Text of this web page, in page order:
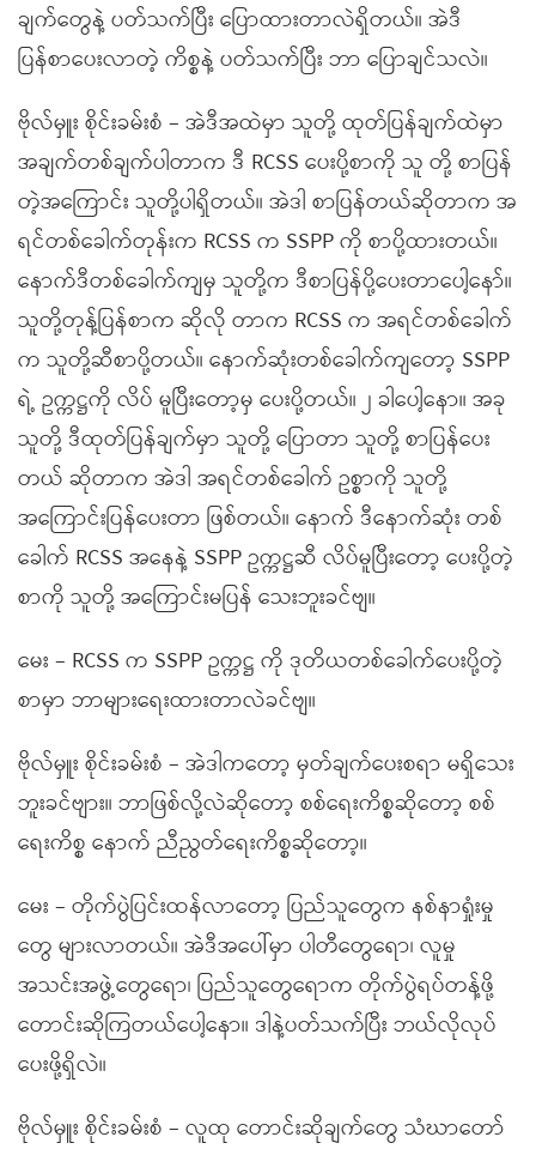
ချက်တွေနဲ့ ပတ်သက်ပြီး ပြောထားတာလဲရှိတယ်။ အဲဒီ
ပြန်စာပေးလာတဲ့ ကိစ္စနဲ့ ပတ်သက်ပြီး ဘာ ပြောချင်သလဲ။
ဗိုလ်မှူး စိုင်းခမ်းစံ – အဲဒီအထဲမှာ သူတို့ ထုတ်ပြန်ချက်ထဲမှာ
အချက်တစ်ချက်ပါတာက ဒီ RCSS ပေးပို့စာကို သူ တို့ စာပြန်
တဲ့အကြောင်း သူတို့ပါရှိတယ်။ အဲဒါ စာပြန်တယ်ဆိုတာက အ
ရင်တစ်ခေါက်တုန်းက RCSS က SSPP ကို စာပို့ထားတယ်။
နောက်ဒီတစ်ခေါက်ကျမှ သူတို့က ဒီစာပြန်ပို့ပေးတာပေါ့နော်။
သူတို့တုန့်ပြန်စာက ဆိုလို တာက RCSS က အရင်တစ်ခေါက်
က သူတို့ဆီစာပို့တယ်။ နောက်ဆုံးတစ်ခေါက်ကျတော့ SSPP
ရဲ့ ဥက္ကဋ္ဌကို လိပ် မူပြီးတော့မှ ပေးပို့တယ်။ ၂ ခါပေါ့နော။ အခု
သူတို့ ဒီထုတ်ပြန်ချက်မှာ သူတို့ ပြောတာ သူတို့ စာပြန်ပေး
တယ် ဆိုတာက အဲဒါ အရင်တစ်ခေါက် ဥစ္စာကို သူတို့
အကြောင်းပြန်ပေးတာ ဖြစ်တယ်။ နောက် ဒီနောက်ဆုံး တစ်
ခေါက် RCSS အနေနဲ့ SSPP ဥက္ကဋ္ဌဆီ လိပ်မူပြီးတော့ ပေးပို့တဲ့
စာကို သူတို့ အကြောင်းမပြန် သေးဘူးခင်ဗျ။
မေး – RCSS က SSPP ဥက္ကဋ္ဌ ကို ဒုတိယတစ်ခေါက်ပေးပို့တဲ့
စာမှာ ဘာများရေးထားတာလဲခင်ဗျ။
ဗိုလ်မှူး စိုင်းခမ်းစံ – အဲဒါကတော့ မှတ်ချက်ပေးစရာ မရှိသေး
ဘူးခင်ဗျား။ ဘာဖြစ်လို့လဲဆိုတော့ စစ်ရေးကိစ္စဆိုတော့ စစ်
ရေးကိစ္စ နောက် ညီညွတ်ရေးကိစ္စဆိုတော့။
မေး – တိုက်ပွဲပြင်းထန်လာတော့ ပြည်သူတွေက နစ်နာရှုံးမှု
တွေ များလာတယ်။ အဲဒီအပေါ်မှာ ပါတီတွေရော၊ လူမှု
အသင်းအဖွဲ့တွေရော၊ ပြည်သူတွေရောက တိုက်ပွဲရပ်တန့်ဖို့
တောင်းဆိုကြတယ်ပေါ့နော။ ဒါနဲ့ပတ်သက်ပြီး ဘယ်လိုလုပ်
ပေးဖို့ရှိလဲ။
ဗိုလ်မှူး စိုင်းခမ်းစံ – လူထု တောင်းဆိုချက်တွေ သံဃာတော်